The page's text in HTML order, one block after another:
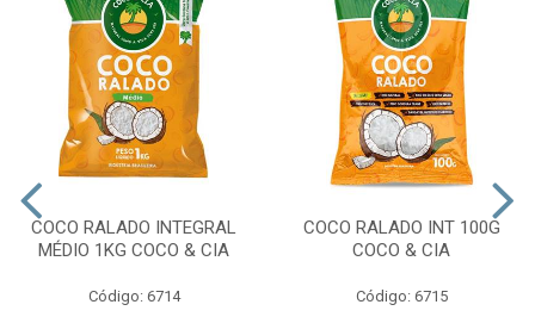
COCO RALADO INTEGRAL
MÉDIO 1KG COCO & CIA
Código: 6714
COCO RALADO INT 100G
COCO & CIA
Código: 6715